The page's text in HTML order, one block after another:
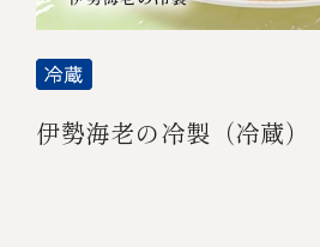
￥20,000～
その他
伊勢海老の冷製（冷蔵）